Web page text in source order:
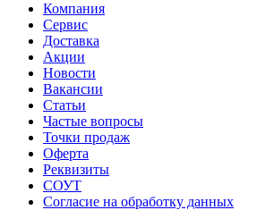
Компания
Сервис
Доставка
Акции
Новости
Вакансии
Статьи
Частые вопросы
Точки продаж
Оферта
Реквизиты
СОУТ
Согласие на обработку данных